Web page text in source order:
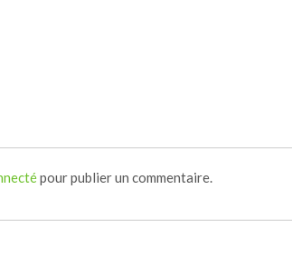
pour publier un commentaire.